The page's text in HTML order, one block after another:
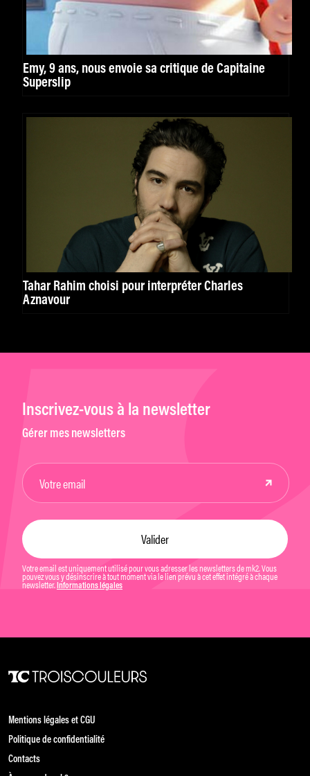
Emy, 9 ans, nous envoie sa critique de Capitaine
Superslip
Tahar Rahim choisi pour interpréter Charles
Aznavour
Inscrivez-vous à la newsletter
Gérer mes newsletters
Votre email est uniquement utilisé pour vous adresser les newsletters de mk2. Vous
pouvez vous y désinscrire à tout moment via le lien prévu à cet effet intégré à chaque
newsletter. Informations légales
Mentions légales et CGU
Politique de confidentialité
Contacts